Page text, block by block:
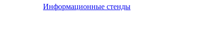
Информационные стенды